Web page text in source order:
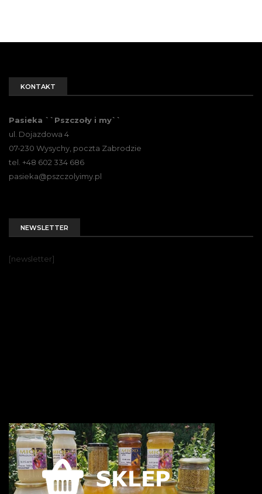
KONTAKT
Pasieka ``Pszczoły i my``
ul. Dojazdowa 4
07-230 Wysychy, poczta Zabrodzie
tel. +48 602 334 686
pasieka@pszczolyimy.pl
NEWSLETTER
[newsletter]